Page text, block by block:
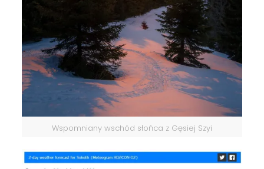
Wspomniany wschód słońca z Gęsiej Szyi